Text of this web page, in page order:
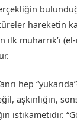
hareketin
ilk muharrik’i
hep
aşkınlığın,
istikametidir.